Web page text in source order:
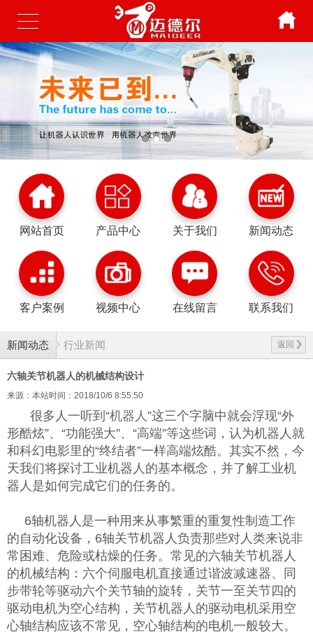
网站首页 产品中心 关于我们 新闻动态
客户案例 视频中心 在线留言 联系我们
新闻动态 返回
行业新闻
六轴关节机器人的机械结构设计
来源：本站时间：2018/10/6 8:55:50
很多人一听到“机器人”这三个字脑中就会浮现“外
形酷炫”、“功能强大”、“高端”等这些词，认为机器人就
和科幻电影里的“终结者”一样高端炫酷。其实不然，今
天我们将探讨工业机器人的基本概念，并了解工业机
器人是如何完成它们的任务的。
6轴机器人是一种用来从事繁重的重复性制造工作
的自动化设备，6轴关节机器人负责那些对人类来说非
常困难、危险或枯燥的任务。常见的六轴关节机器人
的机械结构：六个伺服电机直接通过谐波减速器、同
步带轮等驱动六个关节轴的旋转，关节一至关节四的
驱动电机为空心结构，关节机器人的驱动电机采用空
心轴结构应该不常见，空心轴结构的电机一般较大。